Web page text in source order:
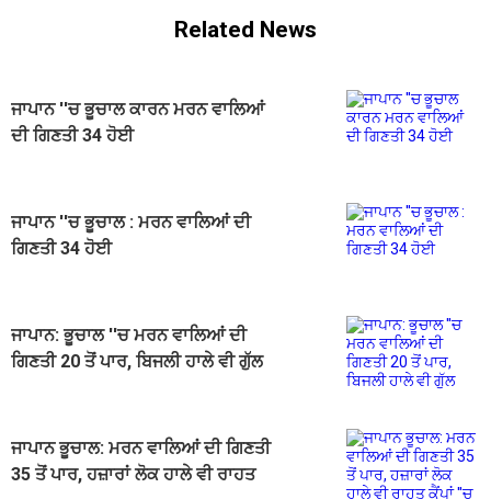
Related News
ਜਾਪਾਨ ''ਚ ਭੂਚਾਲ ਕਾਰਨ ਮਰਨ ਵਾਲਿਆਂ
ਦੀ ਗਿਣਤੀ 34 ਹੋਈ
ਜਾਪਾਨ ''ਚ ਭੂਚਾਲ : ਮਰਨ ਵਾਲਿਆਂ ਦੀ
ਗਿਣਤੀ 34 ਹੋਈ
ਜਾਪਾਨ: ਭੂਚਾਲ ''ਚ ਮਰਨ ਵਾਲਿਆਂ ਦੀ
ਗਿਣਤੀ 20 ਤੋਂ ਪਾਰ, ਬਿਜਲੀ ਹਾਲੇ ਵੀ ਗੁੱਲ
ਜਾਪਾਨ ਭੂਚਾਲ: ਮਰਨ ਵਾਲਿਆਂ ਦੀ ਗਿਣਤੀ
35 ਤੋਂ ਪਾਰ, ਹਜ਼ਾਰਾਂ ਲੋਕ ਹਾਲੇ ਵੀ ਰਾਹਤ